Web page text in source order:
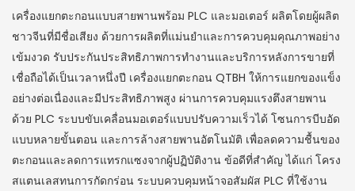
เครื่องแยกตะกอนแบบสายพานพร้อม PLC และมอเตอร์ ผลิตโดยผู้ผลิต
ชาวจีนที่มีชื่อเสียง ด้วยการผลิตที่แม่นยำและการควบคุมคุณภาพอย่าง
เข้มงวด รับประกันประสิทธิภาพการทำงานและบริการหลังการขายที่
เชื่อถือได้เป็นเวลาหนึ่งปี เครื่องแยกตะกอน QTBH ให้การแยกของแข็ง
อย่างต่อเนื่องและมีประสิทธิภาพสูง ผ่านการควบคุมแรงตึงสายพาน
ด้วย PLC ระบบขับเคลื่อนมอเตอร์แบบปรับความเร็วได้ โซนการบีบอัด
แบบหลายขั้นตอน และการล้างสายพานอัตโนมัติ เพื่อลดความชื้นของ
ตะกอนและลดการแทรกแซงจากผู้ปฏิบัติงาน ข้อดีที่สำคัญ ได้แก่ โครง
สแตนเลสทนการกัดกร่อน ระบบควบคุมหน้าจอสัมผัส PLC ที่ใช้งาน